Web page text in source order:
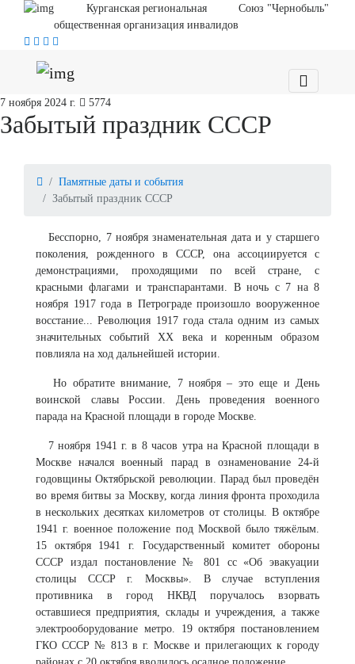
Курганская региональная
общественная организация инвалидов
Союз "Чернобыль"
7 ноября 2024 г. 5774
Забытый праздник СССР
Памятные даты и события
Забытый праздник СССР
Бесспорно, 7 ноября знаменательная дата и у старшего
поколения, рожденного в СССР, она ассоциируется с
демонстрациями, проходящими по всей стране, с
красными флагами и транспарантами. В ночь с 7 на 8
ноября 1917 года в Петрограде произошло вооруженное
восстание... Революция 1917 года стала одним из самых
значительных событий XX века и коренным образом
повлияла на ход дальнейшей истории.
Но обратите внимание, 7 ноября – это еще и День
воинской славы России. День проведения военного
парада на Красной площади в городе Москве.
7 ноября 1941 г. в 8 часов утра на Красной площади в
Москве начался военный парад в ознаменование 24-й
годовщины Октябрьской революции. Парад был проведён
во время битвы за Москву, когда линия фронта проходила
в нескольких десятках километров от столицы. В октябре
1941 г. военное положение под Москвой было тяжёлым.
15 октября 1941 г. Государственный комитет обороны
СССР издал постановление № 801 сс «Об эвакуации
столицы СССР г. Москвы». В случае вступления
противника в город НКВД поручалось взорвать
оставшиеся предприятия, склады и учреждения, а также
электрооборудование метро. 19 октября постановлением
ГКО СССР № 813 в г. Москве и прилегающих к городу